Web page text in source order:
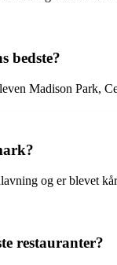
bedste?
Madison Park,
og er blevet
restauranter?